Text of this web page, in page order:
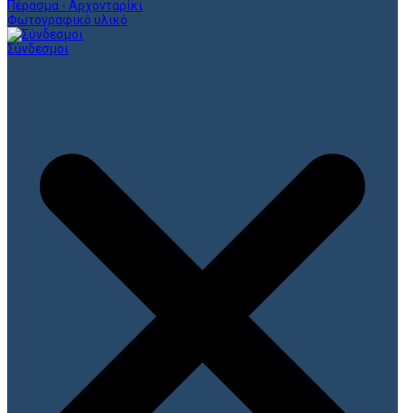
Πέρασμα - Αρχονταρίκι
Φωτογραφικό υλικό
Σύνδεσμοι